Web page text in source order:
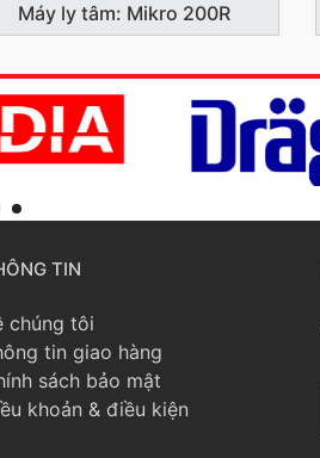
Máy ly tâm: Mikro 200R
TIN
chúng tôi
tin giao hàng
sách bảo mật
khoản & điều kiện